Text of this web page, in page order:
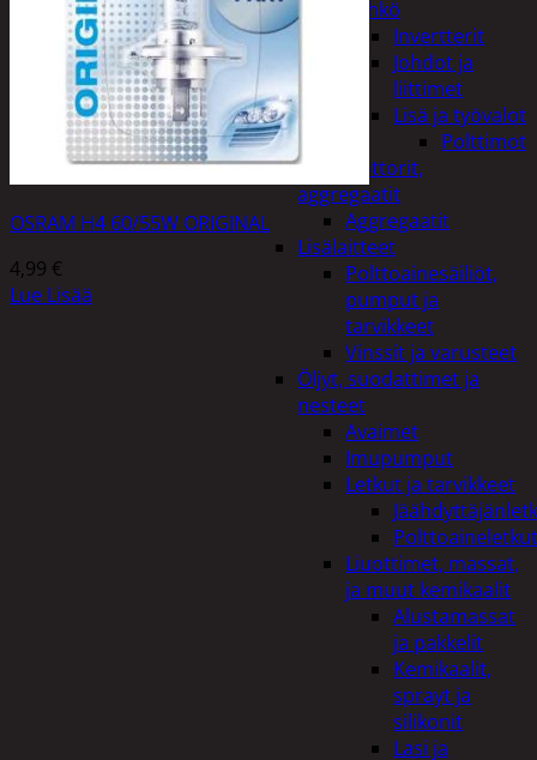
Sähkö
Invertterit
Johdot ja
liittimet
Lisä ja työvalot
Polttimot
Irtomoottorit,
aggregaatit
Aggregaatit
Lisälaitteet
Polttoainesäiliöt,
pumput ja
tarvikkeet
Vinssit ja varusteet
Öljyt, suodattimet ja
nesteet
Avaimet
Imupumput
Letkut ja tarvikkeet
Polttoaineletkut
Liuottimet, massat,
ja muut kemikaalit
Alustamassat
ja pakkelit
Kemikaalit,
sprayt ja
silikonit
Lasi ja
OSRAM H4 60/55W ORIGINAL
4,99 €
Lue Lisää